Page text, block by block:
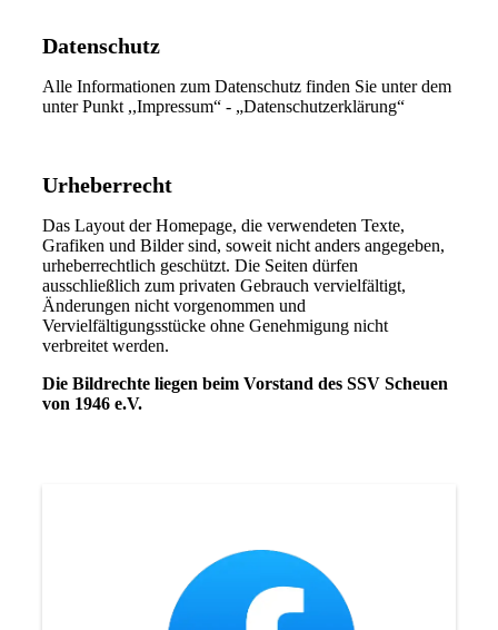
Datenschutz
Alle Informationen zum Datenschutz finden Sie unter dem
unter Punkt ,,Impressum“ - „Datenschutzerklärung“
Urheberrecht
Das Layout der Homepage, die verwendeten Texte,
Grafiken und Bilder sind, soweit nicht anders angegeben,
urheberrechtlich geschützt. Die Seiten dürfen
ausschließlich zum privaten Gebrauch vervielfältigt,
Änderungen nicht vorgenommen und
Vervielfältigungsstücke ohne Genehmigung nicht
verbreitet werden.
Die Bildrechte liegen beim Vorstand des SSV Scheuen
von 1946 e.V.